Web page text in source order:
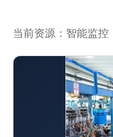
当前资源：智能监控